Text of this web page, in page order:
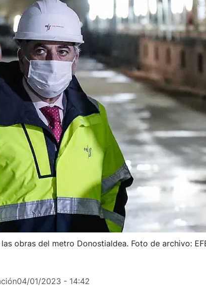
obras del metro Donostialdea. Foto de archivo:
04/01/2023 - 14:42